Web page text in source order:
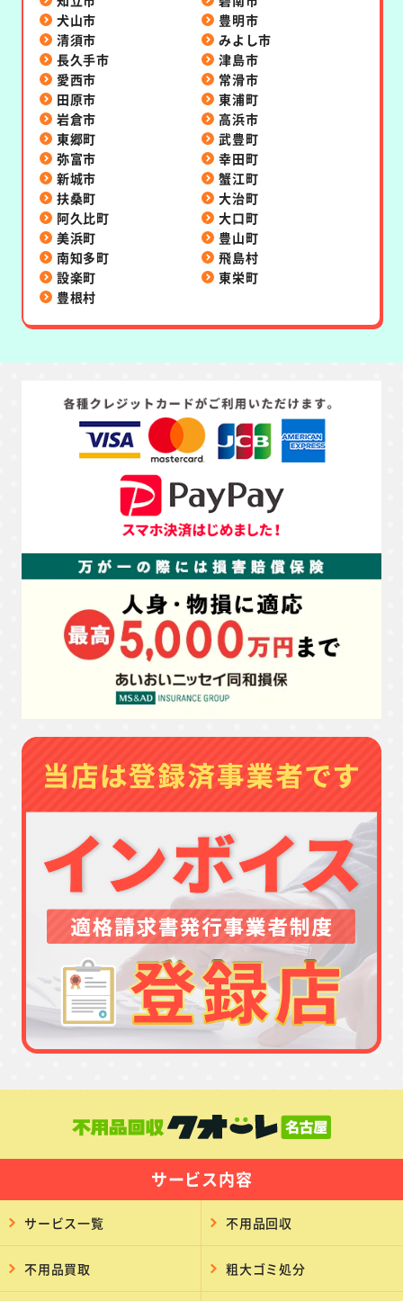
犬山市
豊明市
清須市
みよし市
長久手市
津島市
愛西市
常滑市
田原市
東浦町
岩倉市
高浜市
東郷町
武豊町
弥富市
幸田町
新城市
蟹江町
扶桑町
大治町
阿久比町
大口町
美浜町
豊山町
南知多町
飛島村
設楽町
東栄町
豊根村
サービス内容
サービス一覧 不用品回収
不用品買取 粗大ゴミ処分